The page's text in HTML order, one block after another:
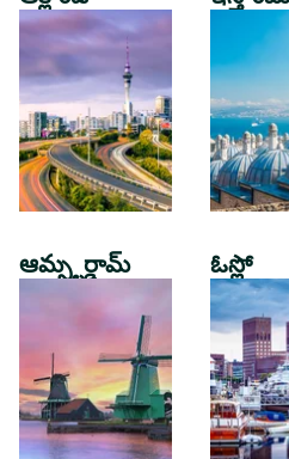
ఆమ్స్టర్డామ్ ఓస్లో